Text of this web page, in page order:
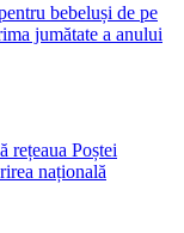
bebeluși de pe
jumătate a anului
rețeaua Poștei
națională